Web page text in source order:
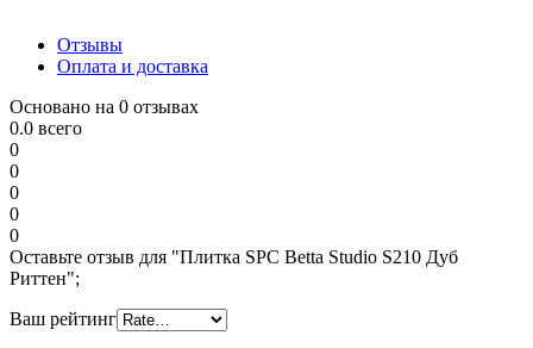
Отзывы
Оплата и доставка
Основано на 0 отзывах
0.0 всего
0
0
0
0
0
Оставьте отзыв для "Плитка SPC Betta Studio S210 Дуб
Риттен";
Ваш рейтинг